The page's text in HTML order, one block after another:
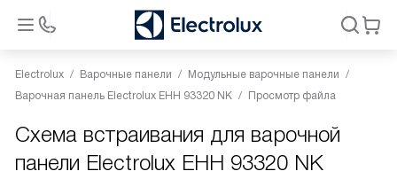
Electrolux Варочные панели
Модульные варочные панели
Варочная панель Electrolux EHH 93320 NK
Просмотр файла
Схема встраивания для варочной
панели Electrolux EHH 93320 NK